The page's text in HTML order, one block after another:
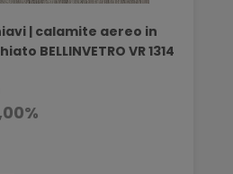
| calamite aereo in
BELLINVETRO VR 1314